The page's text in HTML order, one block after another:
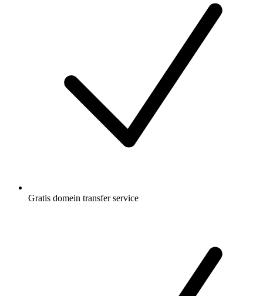
Gratis domein transfer service